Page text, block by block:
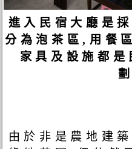
進入民宿大廳是
分為泡茶區,用餐
家具及設施都
由於非是農地建